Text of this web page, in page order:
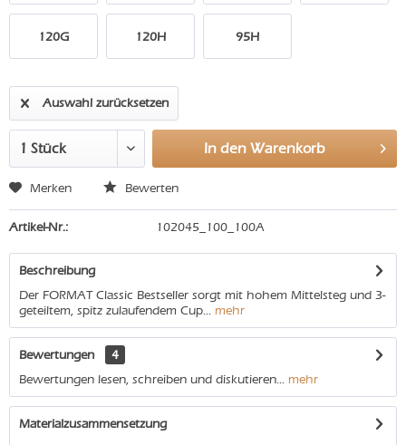
120G 120H 95H
Auswahl zurücksetzen
In den Warenkorb
Merken Bewerten
Artikel-Nr.: 102045_100_100A
Beschreibung
Der FORMAT Classic Bestseller sorgt mit hohem Mittelsteg und 3-
geteiltem, spitz zulaufendem Cup... mehr
Bewertungen
4
Bewertungen lesen, schreiben und diskutieren... mehr
Materialzusammensetzung